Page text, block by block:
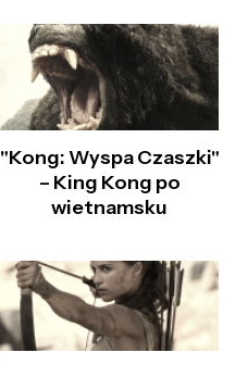
"Kong: Wyspa Czaszki"
– King Kong po
wietnamsku